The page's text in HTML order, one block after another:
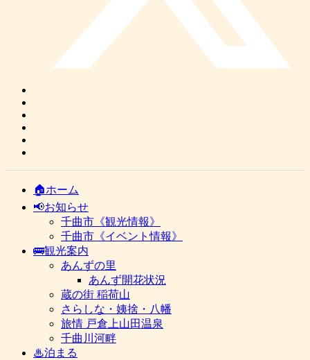
🏠ホーム
📢お知らせ
千曲市《観光情報》
千曲市《イベント情報》
🚌観光案内
あんずの里
あんず開花状況
蔵の街 稲荷山
さらしな・姨捨・八幡
旅情 戸倉上山田温泉
千曲川河畔
♨泊まる